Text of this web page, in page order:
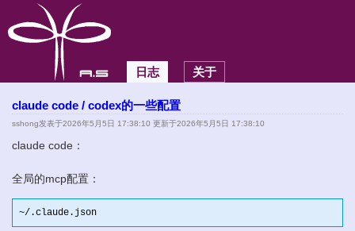
日志 关于
claude code / codex的一些配置
sshong发表于2026年5月5日 17:38:10 更新于2026年5月5日 17:38:10
claude code：
全局的mcp配置：
~/.claude.json